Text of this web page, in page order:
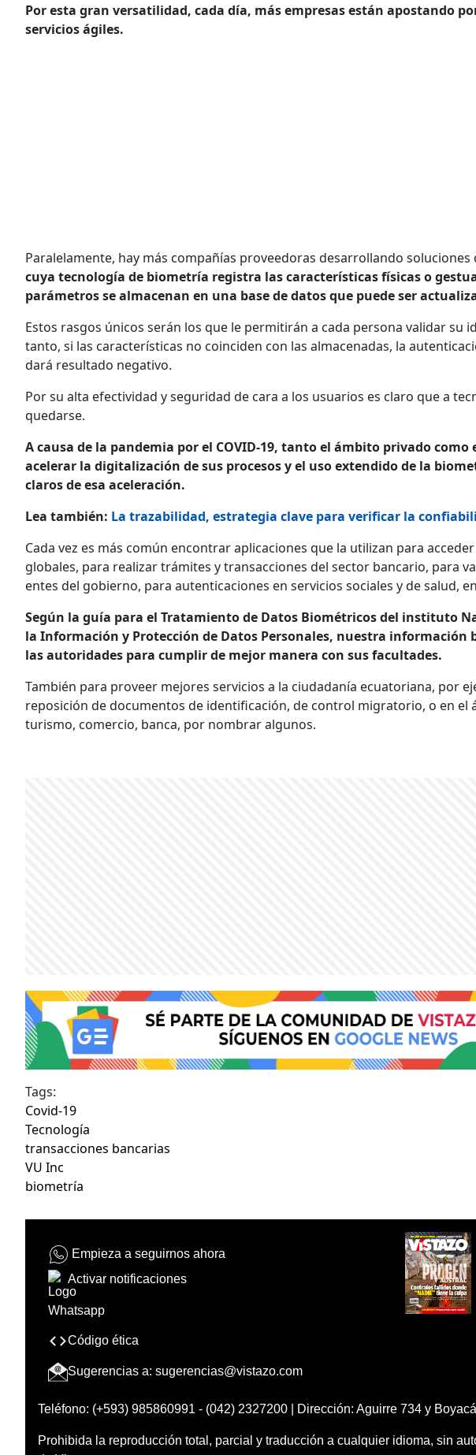
Por esta gran versatilidad, cada día, más empresas están apostando
servicios ágiles.
Paralelamente, hay más compañías proveedoras desarrollando soluciones
cuya tecnología de biometría registra las características físicas o
parámetros se almacenan en una base de datos que puede ser
Estos rasgos únicos serán los que le permitirán a cada persona validar su
tanto, si las características no coinciden con las almacenadas, la
dará resultado negativo.
Por su alta efectividad y seguridad de cara a los usuarios es claro que a
quedarse.
A causa de la pandemia por el COVID-19, tanto el ámbito privado
acelerar la digitalización de sus procesos y el uso extendido de la
claros de esa aceleración.
Lea también: La trazabilidad, estrategia clave para verificar la
Cada vez es más común encontrar aplicaciones que la utilizan para
globales, para realizar trámites y transacciones del sector bancario, para
entes del gobierno, para autenticaciones en servicios sociales y de salud,
Según la guía para el Tratamiento de Datos Biométricos del instituto
la Información y Protección de Datos Personales, nuestra
las autoridades para cumplir de mejor manera con sus facultades.
También para proveer mejores servicios a la ciudadanía ecuatoriana, por
reposición de documentos de identificación, de control migratorio, o en el
turismo, comercio, banca, por nombrar algunos.
Tags:
Covid-19
Tecnología
transacciones bancarias
VU Inc
biometría
Empieza a seguirnos ahora
Activar notificaciones
Código ética
Sugerencias a: sugerencias@vistazo.com
Teléfono: (+593) 985860991 - (042) 2327200 | Dirección: Aguirre 734 y
Prohibida la reproducción total, parcial y traducción a cualquier idioma, sin